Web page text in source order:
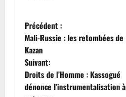
N
a
v
i
Précédent :
Mali-Russie : les retombées de
Kazan
Suivant:
Droits de l’Homme : Kassogué
dénonce l’instrumentalisation à